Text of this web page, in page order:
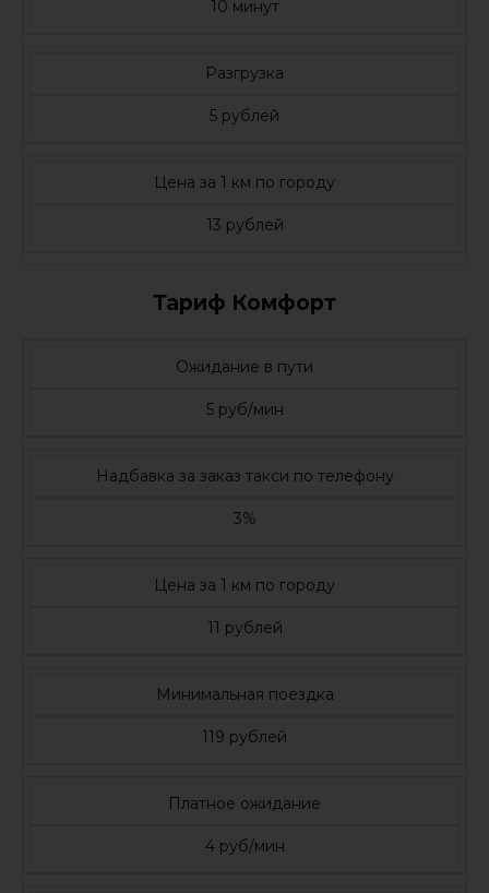
10 минут
Разгрузка
5 рублей
Цена за 1 км по городу
13 рублей
Тариф Комфорт
Ожидание в пути
5 руб/мин
Надбавка за заказ такси по телефону
3%
Цена за 1 км по городу
11 рублей
Минимальная поездка
119 рублей
Платное ожидание
4 руб/мин